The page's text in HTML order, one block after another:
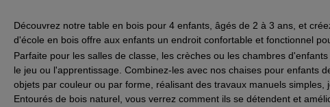
Découvrez notre table en bois pour 4 enfants, âgés de 2 à 3 ans, et
d'école en bois offre aux enfants un endroit confortable et fonctionnel
Parfaite pour les salles de classe, les crèches ou les chambres
le jeu ou l'apprentissage. Combinez-les avec nos chaises pour enfants
objets par couleur ou par forme, réalisant des travaux manuels
Entourés de bois naturel, vous verrez comment ils se détendent et